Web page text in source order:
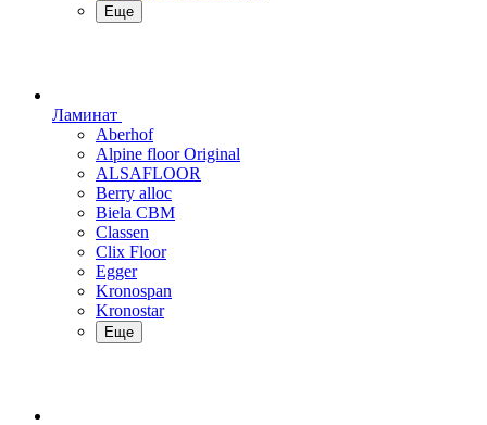
Еще
Ламинат
Aberhof
Alpine floor Original
ALSAFLOOR
Berry alloc
Biela CBM
Classen
Clix Floor
Egger
Kronospan
Kronostar
Еще